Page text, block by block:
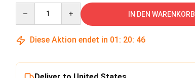
IN DEN WARENKORB
Diese Aktion endet in 01 : 20: 45